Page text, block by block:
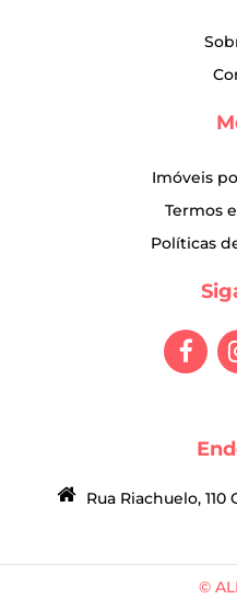
Imóveis
Termos
Políticas
Rua Riachuelo,
©